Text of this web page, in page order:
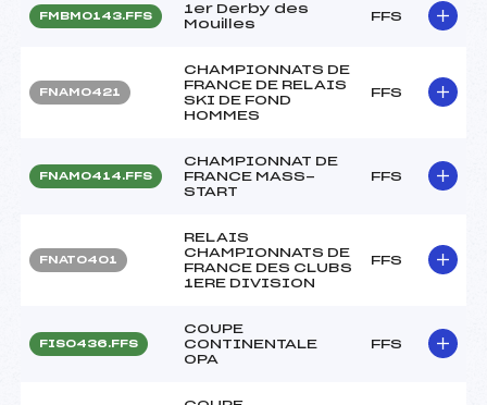
FMBM0143.FFS
1er Derby des
Mouilles
FFS
FNAM0421
CHAMPIONNATS DE
FRANCE DE RELAIS
SKI DE FOND
HOMMES
FFS
FNAM0414.FFS
CHAMPIONNAT DE
FRANCE MASS-
START
FFS
FNAT0401
RELAIS
CHAMPIONNATS DE
FRANCE DES CLUBS
1ERE DIVISION
FFS
FIS0436.FFS
COUPE
CONTINENTALE
OPA
FFS